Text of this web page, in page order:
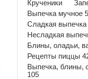
Крученики
Выпечка мучное
Сладкая выпечка
Несладкая
Блины, оладьи,
Рецепты пиццы
Выпечка, блины,
105